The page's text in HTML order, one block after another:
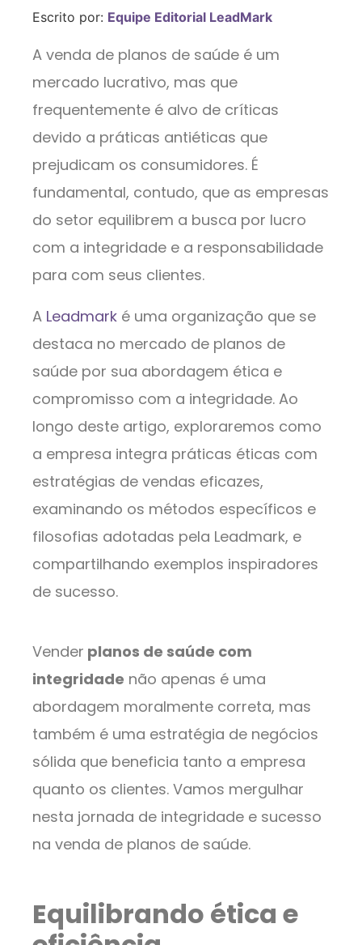
Escrito por: Equipe Editorial LeadMark
A venda de planos de saúde é um
mercado lucrativo, mas que
frequentemente é alvo de críticas
devido a práticas antiéticas que
prejudicam os consumidores. É
fundamental, contudo, que as empresas
do setor equilibrem a busca por lucro
com a integridade e a responsabilidade
para com seus clientes.
A Leadmark é uma organização que se
destaca no mercado de planos de
saúde por sua abordagem ética e
compromisso com a integridade. Ao
longo deste artigo, exploraremos como
a empresa integra práticas éticas com
estratégias de vendas eficazes,
examinando os métodos específicos e
filosofias adotadas pela Leadmark, e
compartilhando exemplos inspiradores
de sucesso.
Vender planos de saúde com
integridade não apenas é uma
abordagem moralmente correta, mas
também é uma estratégia de negócios
sólida que beneficia tanto a empresa
quanto os clientes. Vamos mergulhar
nesta jornada de integridade e sucesso
na venda de planos de saúde.
Equilibrando ética e